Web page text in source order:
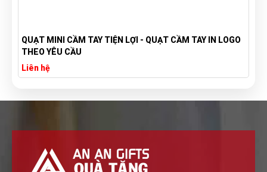
QUẠT MINI CẦM TAY TIỆN LỢI - QUẠT CẦM TAY IN LOGO
THEO YÊU CẦU
Liên hệ